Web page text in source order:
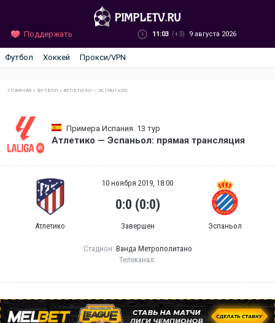
Поддержать 11:03 (+3) 9 августа 2026
Футбол Хоккей Прокси/VPN
ГЛАВНАЯ »ФУТБОЛ » АТЛЕТИКО — ЭСПАНЬОЛ
Примера Испания. 13 тур
Атлетико — Эспаньол: прямая трансляция
Атлетико
10 ноября 2019, 18:00
0:0 (0:0)
Завершен Эспаньол
Стадион: Ванда Метрополитано
Телеканал: